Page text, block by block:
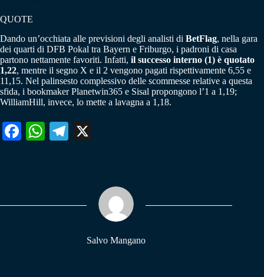
QUOTE
Dando un’occhiata alle previsioni degli analisti di BetFlag, nella gara
dei quarti di DFB Pokal tra Bayern e Friburgo, i padroni di casa
partono nettamente favoriti. Infatti, il successo interno (1) è quotato
1,22, mentre il segno X e il 2 vengono pagati rispettivamente 6,55 e
11,15. Nel palinsesto complessivo delle scommesse relative a questa
sfida, i bookmaker Planetwin365 e Sisal propongono l’1 a 1,19;
WilliamHill, invece, lo mette a lavagna a 1,18.
Fa W
pp
Te
m
Salvo Mangano